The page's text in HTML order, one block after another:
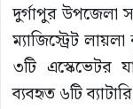
দুর্গাপুর উপজেলা
ম্যাজিস্ট্রেট
৩টি এস্কেভেটর
ব্যবহৃত ৬টি